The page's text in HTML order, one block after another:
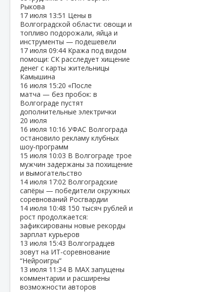
Рыкова
17 июля 13:51 Цены в
Волгоградской области: овощи и
топливо подорожали, яйца и
инструменты — подешевели
17 июля 09:44 Кража под видом
помощи: СК расследует хищение
денег с карты жительницы
Камышина
16 июля 15:20 «После
матча — без пробок: в
Волгограде пустят
дополнительные электрички
20 июля
16 июля 10:16 УФАС Волгограда
остановило рекламу клубных
шоу‑программ
15 июля 10:03 В Волгограде трое
мужчин задержаны за похищение
и вымогательство
14 июля 17:02 Волгоградские
сапёры — победители окружных
соревнований Росгвардии
14 июля 10:48 150 тысяч рублей и
рост продолжается:
зафиксированы новые рекорды
зарплат курьеров
13 июля 15:43 Волгоградцев
зовут на ИТ‑соревнование
“Нейроигры”
13 июля 11:34 В МАХ запущены
комментарии и расширены
возможности авторов